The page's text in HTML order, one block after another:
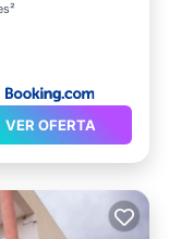
VER OFERTA